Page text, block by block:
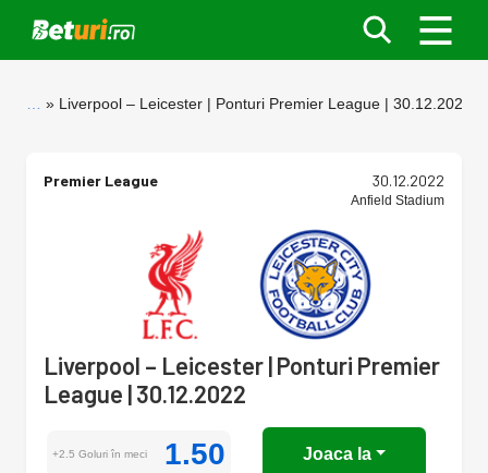
Liverpool – Leicester | Ponturi Premier League | 30.12.2022
Premier League 30.12.2022
Anfield Stadium
Liverpool – Leicester | Ponturi Premier
League | 30.12.2022
+2.5 Goluri în meci 1.50 Joaca la